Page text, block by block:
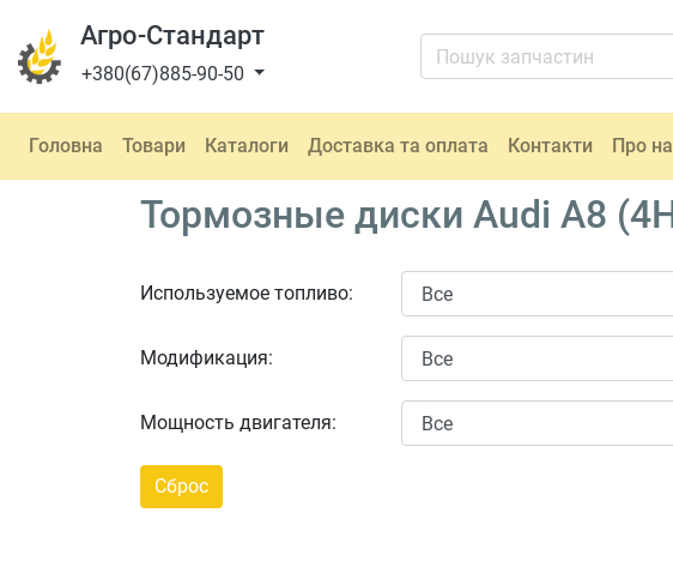
Агро-Стандарт
+380(67)885-90-50
Головна Товари Каталоги Доставка та оплата Контакти Про
Тормозные диски Audi A8
Используемое топливо:
Модификация:
Мощность двигателя: